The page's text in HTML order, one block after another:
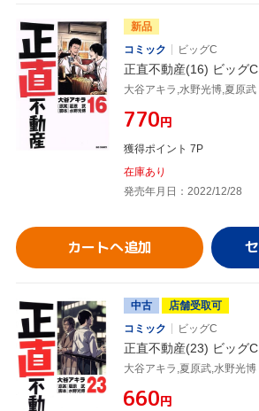
新品
コミック
ビッグC
正直不動産(16) ビッグC
大谷アキラ,水野光博,夏原武
¥770円
獲得ポイント 7P
在庫あり
発売年月日：2022/12/28
カートへ追加
中古
店舗受取可
コミック
ビッグC
正直不動産(23) ビッグC
大谷アキラ,夏原武,水野光博
¥660円